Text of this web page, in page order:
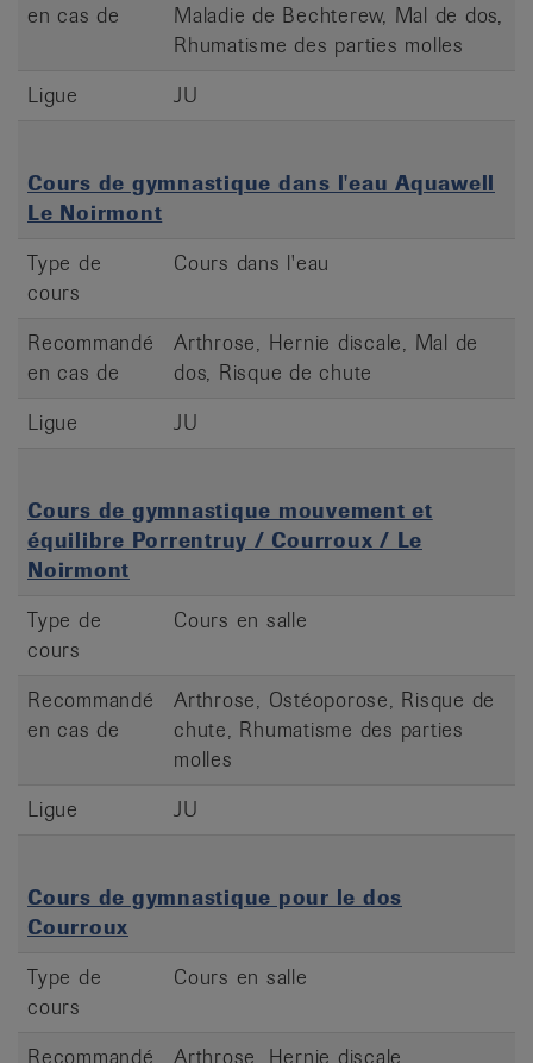
en cas de
Maladie de Bechterew, Mal de dos,
Rhumatisme des parties molles
Ligue
JU
Cours de gymnastique dans l'eau Aquawell
Le Noirmont
Type de
cours
Cours dans l'eau
Recommandé
en cas de
Arthrose, Hernie discale, Mal de
dos, Risque de chute
Ligue
JU
Cours de gymnastique mouvement et
équilibre Porrentruy / Courroux / Le
Noirmont
Type de
cours
Cours en salle
Recommandé
en cas de
Arthrose, Ostéoporose, Risque de
chute, Rhumatisme des parties
molles
Ligue
JU
Cours de gymnastique pour le dos
Courroux
Type de
cours
Cours en salle
Recommandé Arthrose, Hernie discale,